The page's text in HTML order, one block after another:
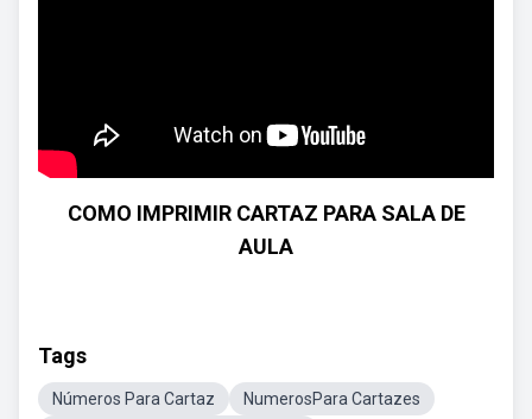
COMO IMPRIMIR CARTAZ PARA SALA DE
AULA
Tags
Números Para Cartaz
NumerosPara Cartazes